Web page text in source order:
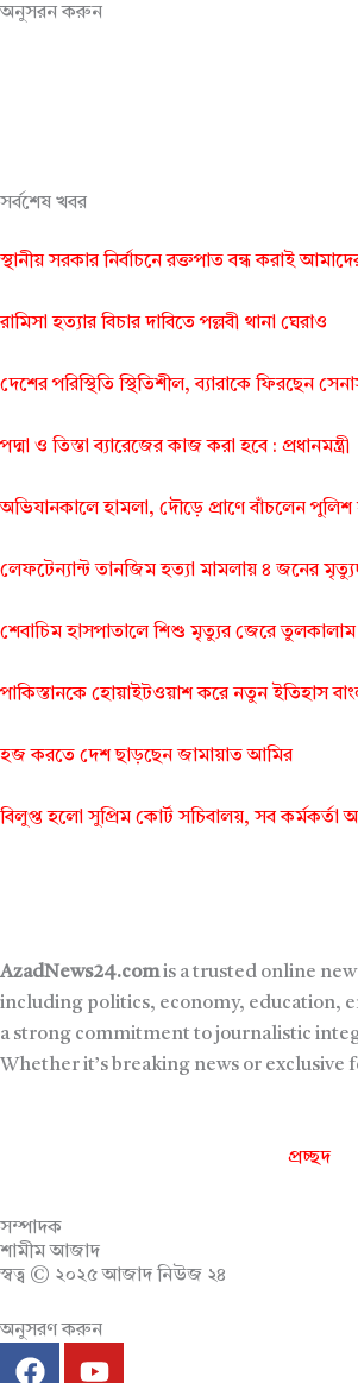
অনুসরন করুন
সর্বশেষ খবর
স্থানীয় সরকার নির্বাচনে রক্তপাত বন্ধ করাই
রামিসা হত্যার বিচার দাবিতে পল্লবী থানা ঘেরাও
দেশের পরিস্থিতি স্থিতিশীল, ব্যারাকে ফিরছেন
পদ্মা ও তিস্তা ব্যারেজের কাজ করা হবে : প্রধানমন্ত্রী
অভিযানকালে হামলা, দৌড়ে প্রাণে বাঁচলেন পুলিশ
লেফটেন্যান্ট তানজিম হত্যা মামলায় ৪ জনের
শেবাচিম হাসপাতালে শিশু মৃত্যুর জেরে তুলকালাম
পাকিস্তানকে হোয়াইটওয়াশ করে নতুন ইতিহাস
হজ করতে দেশ ছাড়ছেন জামায়াত আমির
বিলুপ্ত হলো সুপ্রিম কোর্ট সচিবালয়, সব কর্মকর্তা
AzadNews24.comis a trusted online
including politics, economy, education,
a strong commitment to journalistic
Whether it’s breaking news or
প্রচ্ছদ
সম্পাদক
শামীম আজাদ
স্বত্ব © ২০২৫ আজাদ নিউজ ২৪
অনুসরণ করুন
F
Y